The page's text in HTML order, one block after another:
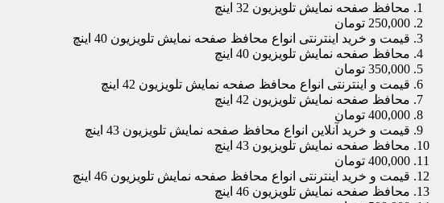
محافظ صفحه نمایش تلویزیون 32 اینچ
250,000 تومان
قیمت و خرید اینترنتی انواع محافظ صفحه نمایش تلویزیون 40 اینچ
محافظ صفحه نمایش تلویزیون 40 اینچ
350,000 تومان
قیمت و اینترنتی انواع محافظ صفحه نمایش تلویزیون 42 اینچ
محافظ صفحه نمایش تلویزیون 42 اینچ
400,000 تومان
قیمت و خرید آنلاین انواع محافظ صفحه نمایش تلویزیون 43 اینچ
محافظ صفحه نمایش تلویزیون 43 اینچ
400,000 تومان
قیمت و خرید اینترنتی انواع محافظ صفحه نمایش تلویزیون 46 اینچ
محافظ صفحه نمایش تلویزیون 46 اینچ